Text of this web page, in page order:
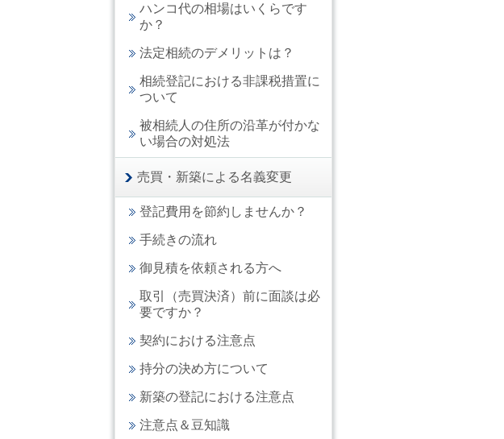
ハンコ代の相場はいくらです
か？
法定相続のデメリットは？
相続登記における非課税措置に
ついて
被相続人の住所の沿革が付かな
い場合の対処法
売買・新築による名義変更
登記費用を節約しませんか？
手続きの流れ
御見積を依頼される方へ
取引（売買決済）前に面談は必
要ですか？
契約における注意点
持分の決め方について
新築の登記における注意点
注意点＆豆知識